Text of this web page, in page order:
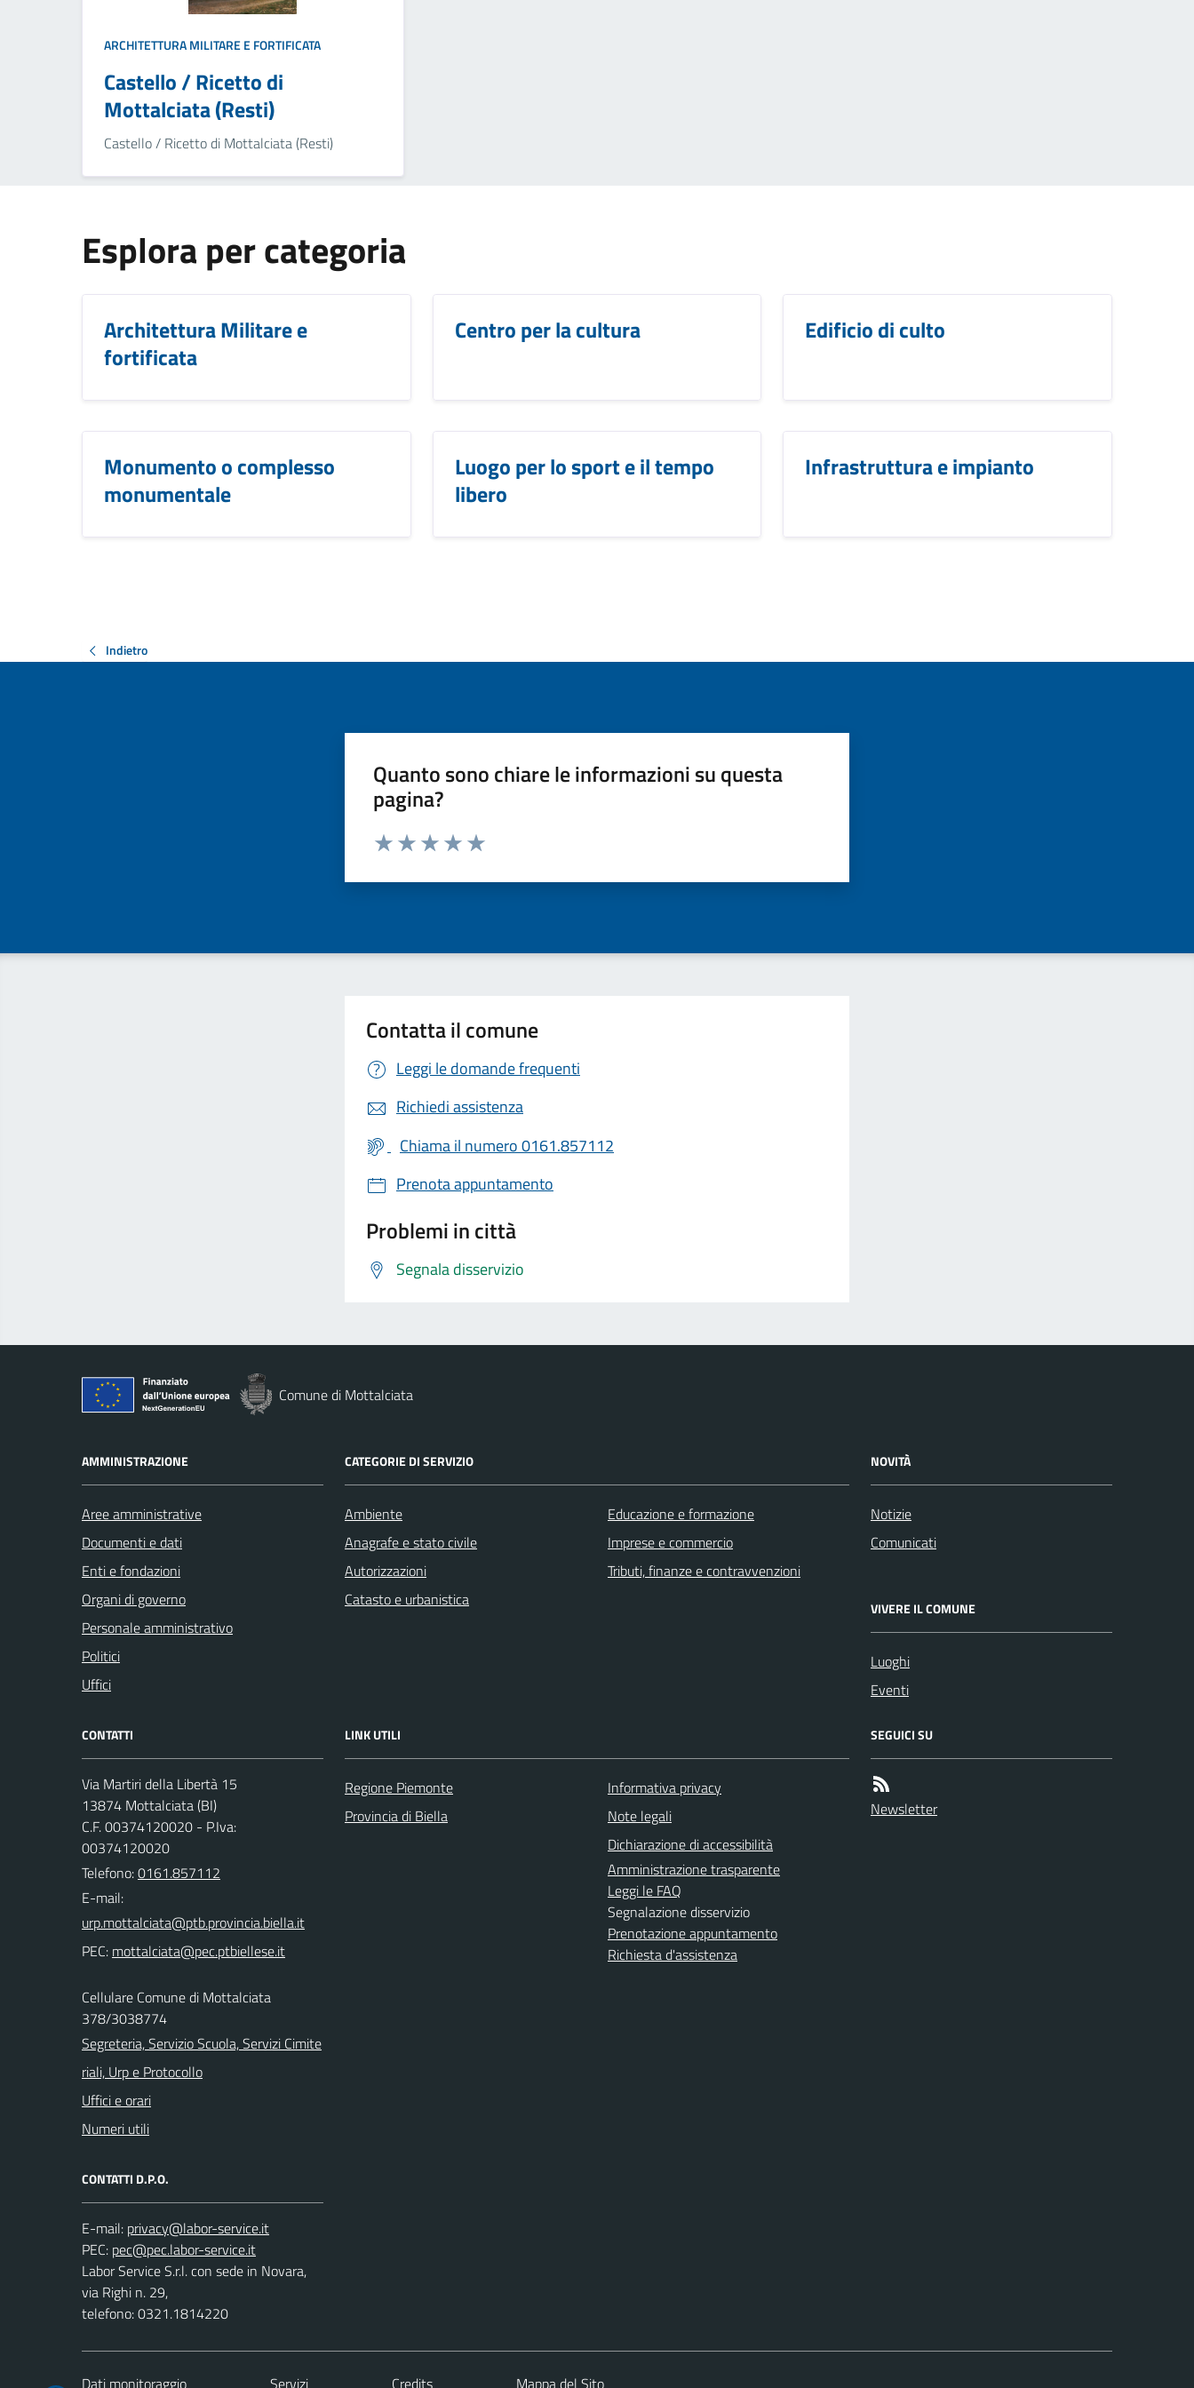
ARCHITETTURA MILITARE E FORTIFICATA
Castello / Ricetto di
Mottalciata (Resti)
Castello / Ricetto di Mottalciata (Resti)
Esplora per categoria
Architettura Militare e
fortificata
Centro per la cultura Edificio di culto
Monumento o complesso
monumentale
Luogo per lo sport e il tempo
libero
Infrastruttura e impianto
Indietro
Quanto sono chiare le informazioni su questa
pagina?
Valuta da 1 a 5 stelle la pagina
Contatta il comune
Leggi le domande frequenti
Richiedi assistenza
Chiama il numero 0161.857112
Prenota appuntamento
Problemi in città
Segnala disservizio
Comune di Mottalciata
AMMINISTRAZIONE
Aree amministrative
Documenti e dati
Enti e fondazioni
Organi di governo
Personale amministrativo
Politici
Uffici
CATEGORIE DI SERVIZIO
Ambiente
Anagrafe e stato civile
Autorizzazioni
Catasto e urbanistica
Educazione e formazione
Imprese e commercio
Tributi, finanze e contravvenzioni
NOVITÀ
Notizie
Comunicati
VIVERE IL COMUNE
Luoghi
Eventi
CONTATTI
Via Martiri della Libertà 15
13874 Mottalciata (BI)
C.F. 00374120020 - P.Iva:
00374120020
Telefono:0161.857112
E-mail:
PEC:
Cellulare Comune di Mottalciata
378/3038774
Segreteria, Servizio Scuola, Servizi Cimite
riali, Urp e Protocollo
Uffici e orari
Numeri utili
CONTATTI D.P.O.
E-mail:
PEC:
Labor Service S.r.l. con sede in Novara,
via Righi n. 29,
telefono: 0321.1814220
LINK UTILI
Regione Piemonte
Provincia di Biella
Informativa privacy
Note legali
Dichiarazione di accessibilità
Amministrazione trasparente
Leggi le FAQ
Segnalazione disservizio
Prenotazione appuntamento
Richiesta d'assistenza
SEGUICI SU
Newsletter
Dati monitoraggio Servizi Credits Mappa del Sito